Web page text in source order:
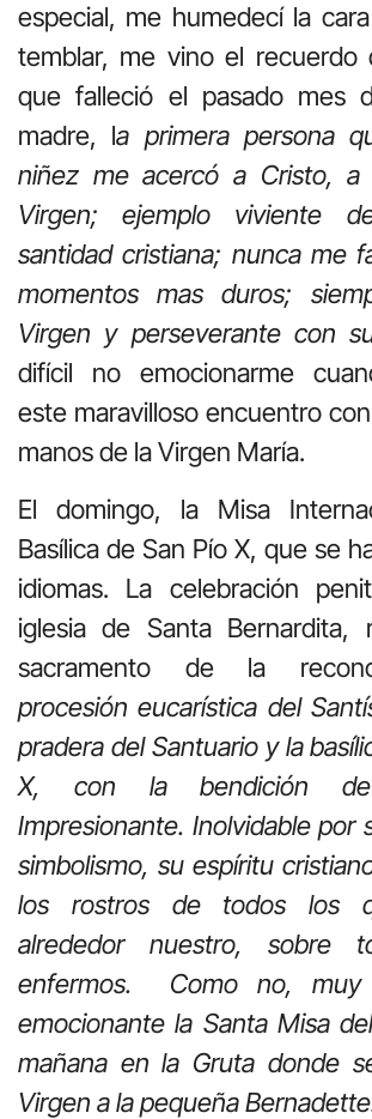
especial, me humedecí la
temblar, me vino el recuerdo
que falleció el pasado mes
madre, la primera persona
niñez me acercó a Cristo,
Virgen; ejemplo viviente
santidad cristiana; nunca me
momentos mas duros;
Virgen y perseverante con
difícil no emocionarme
este maravilloso encuentro
manos de la Virgen María.
El domingo, la Misa
Basílica de San Pío X, que se
idiomas. La celebración
iglesia de Santa Bernardita,
sacramento de la
procesión eucarística del
pradera del Santuario y la
X, con la bendición de
Impresionante. Inolvidable por
simbolismo, su espíritu
los rostros de todos los
alrededor nuestro, sobre
enfermos. Como no, muy
emocionante la Santa Misa
mañana en la Gruta donde
Virgen a la pequeña